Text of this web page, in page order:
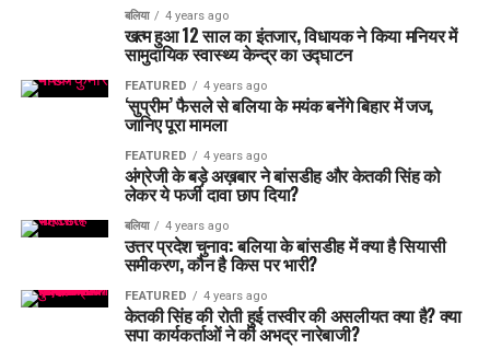
बलिया 4 years ago
खत्म हुआ 12 साल का इंतजार, विधायक ने किया मनियर में
सामुदायिक स्वास्थ्य केन्द्र का उद्घाटन
FEATURED 4 years ago
‘सुप्रीम’ फैसले से बलिया के मयंक बनेंगे बिहार में जज,
जानिए पूरा मामला
FEATURED 4 years ago
अंग्रेजी के बड़े अख़बार ने बांसडीह और केतकी सिंह को
लेकर ये फर्जी दावा छाप दिया?
बलिया 4 years ago
उत्तर प्रदेश चुनाव: बलिया के बांसडीह में क्या है सियासी
समीकरण, कौन है किस पर भारी?
FEATURED 4 years ago
केतकी सिंह की रोती हुई तस्वीर की असलीयत क्या है? क्या
सपा कार्यकर्ताओं ने की अभद्र नारेबाजी?